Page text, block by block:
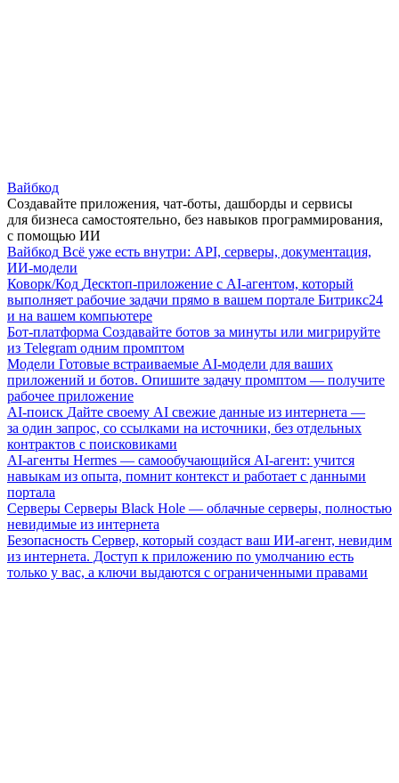
Вайбкод
Создавайте приложения, чат-боты, дашборды и сервисы
для бизнеса самостоятельно, без навыков программирования,
с помощью ИИ
Вайбкод Всё уже есть внутри: API, серверы, документация,
ИИ-модели
Коворк/Код Десктоп-приложение с AI-агентом, который
выполняет рабочие задачи прямо в вашем портале Битрикс24
и на вашем компьютере
Бот-платформа Создавайте ботов за минуты или мигрируйте
из Telegram одним промптом
Модели Готовые встраиваемые AI-модели для ваших
приложений и ботов. Опишите задачу промптом — получите
рабочее приложение
AI-поиск Дайте своему AI свежие данные из интернета —
за один запрос, со ссылками на источники, без отдельных
контрактов с поисковиками
AI-агенты Hermes — самообучающийся AI-агент: учится
навыкам из опыта, помнит контекст и работает с данными
портала
Серверы Серверы Black Hole — облачные серверы, полностью
невидимые из интернета
Безопасность Сервер, который создаст ваш ИИ-агент, невидим
из интернета. Доступ к приложению по умолчанию есть
только у вас, а ключи выдаются с ограниченными правами